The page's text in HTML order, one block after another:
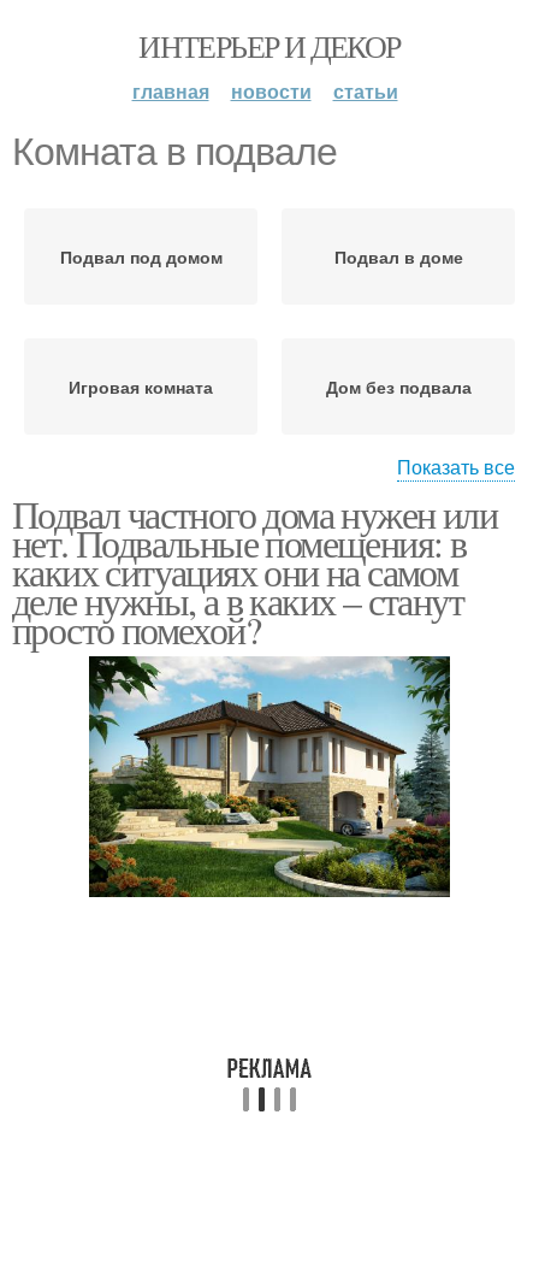
ИНТЕРЬЕР И ДЕКОР
главная новости статьи
Комната в подвале
Подвал под домом Подвал в доме
Игровая комната Дом без подвала
Канализации под полом
подвала
Подвал в частном доме
Погреб в подвале
Вход в подвал
Подвал в
многоквартирном доме
Показать все
Подвал частного дома нужен или
нет. Подвальные помещения: в
каких ситуациях они на самом
деле нужны, а в каких – станут
просто помехой?